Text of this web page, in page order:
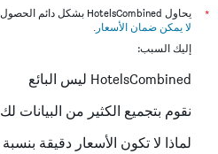
*
يحاول HotelsCombined بشكل دائم الحصول على الأسعار الدقيقة، ولكن
لا يمكن ضمان الأسعار .
إليك السبب:
HotelsCombined ليس البائع
نقوم بتجميع الكثير من البيانات لك
لماذا لا تكون الأسعار دقيقة بنسبة 100٪؟